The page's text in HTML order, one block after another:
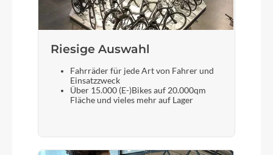
FUXON RZ-100EB LED
Gewicht
ca. 27,9Kg
Scheinwerfer
Riesige Auswahl
Fahrräder für jede Art von Fahrer und
Einsatzzweck
Über 15.000 (E-)Bikes auf 20.000qm
Fläche und vieles mehr auf Lager